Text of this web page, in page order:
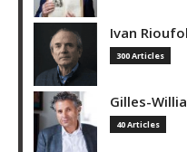
Ivan Rioufol
300 Articles
Gilles-
40 Articles